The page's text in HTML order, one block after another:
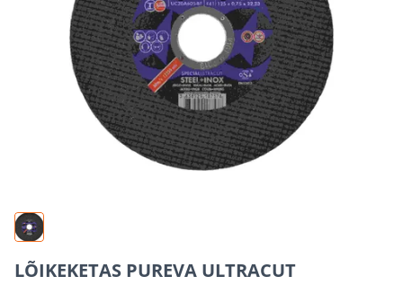
LÕIKEKETAS PUREVA ULTRACUT